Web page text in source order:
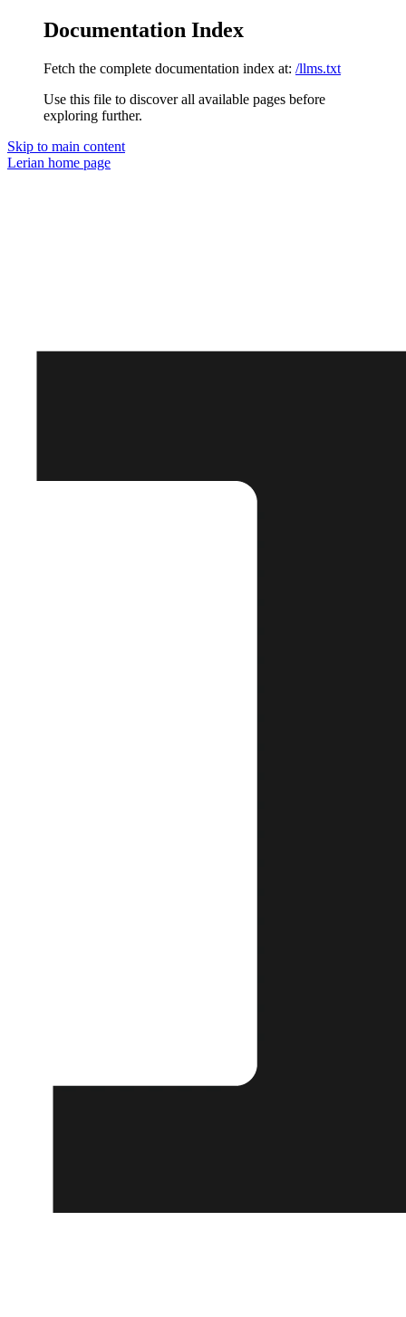
Documentation Index
Fetch the complete documentation index at: /llms.txt
Use this file to discover all available pages before
exploring further.
Skip to main content
Lerian home page